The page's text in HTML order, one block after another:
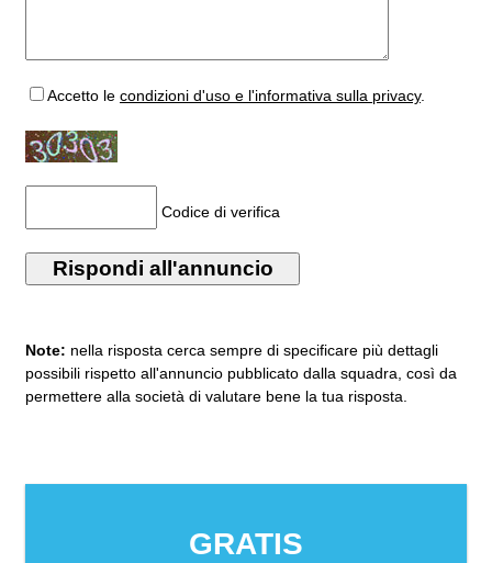
Accetto le condizioni d'uso e l'informativa sulla privacy.
Codice di verifica
Note: nella risposta cerca sempre di specificare più dettagli
possibili rispetto all'annuncio pubblicato dalla squadra, così da
permettere alla società di valutare bene la tua risposta.
GRATIS